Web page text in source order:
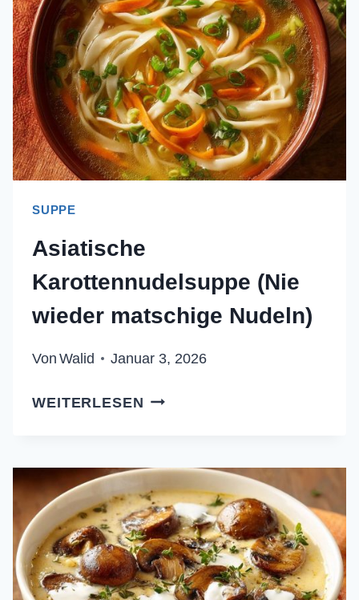
SUPPE
Asiatische
Karottennudelsuppe (Nie
wieder matschige Nudeln)
Von Walid Januar 3, 2026
WEITERLESEN ASIATISCHE
WIEDER
MATSCHIGE
NUDELN)